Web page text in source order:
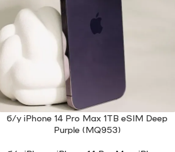
ЧИТАТИ ДАЛІ
б/у iPhone 14 Pro Max 1TB eSIM Deep
Purple (MQ953)